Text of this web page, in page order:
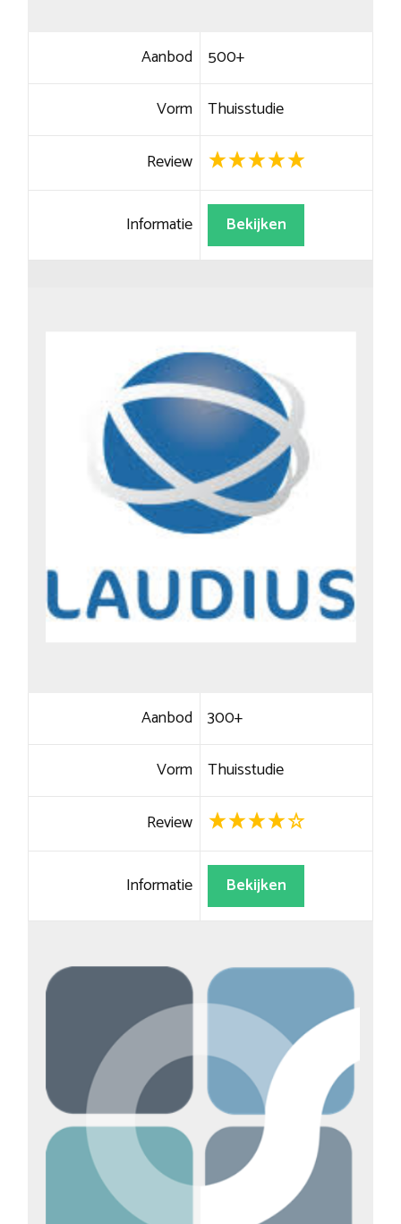
Aanbod 500+
Vorm Thuisstudie
Review
Informatie Bekijken
Aanbod 300+
Vorm Thuisstudie
Review
Informatie Bekijken